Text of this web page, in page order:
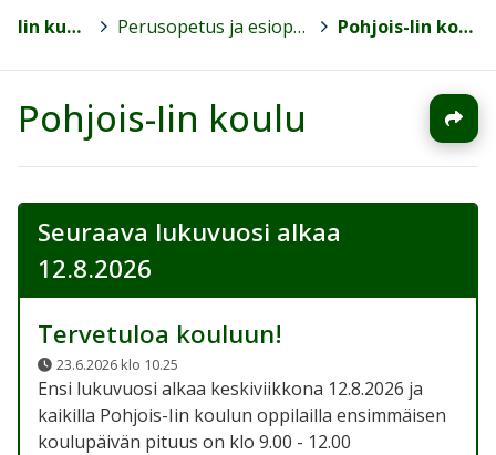
Iin kunta Perusopetus ja esiopetus > Pohjois-Iin koulu
Pohjois-Iin koulu
Seuraava lukuvuosi alkaa
12.8.2026
Tervetuloa kouluun!
23.6.2026 klo 10.25
Ensi lukuvuosi alkaa keskiviikkona 12.8.2026 ja
kaikilla Pohjois-Iin koulun oppilailla ensimmäisen
koulupäivän pituus on klo 9.00 - 12.00